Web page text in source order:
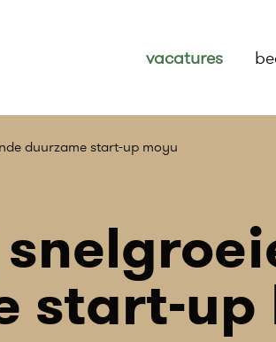
vacatures
duurzame start-up moyu
start-up